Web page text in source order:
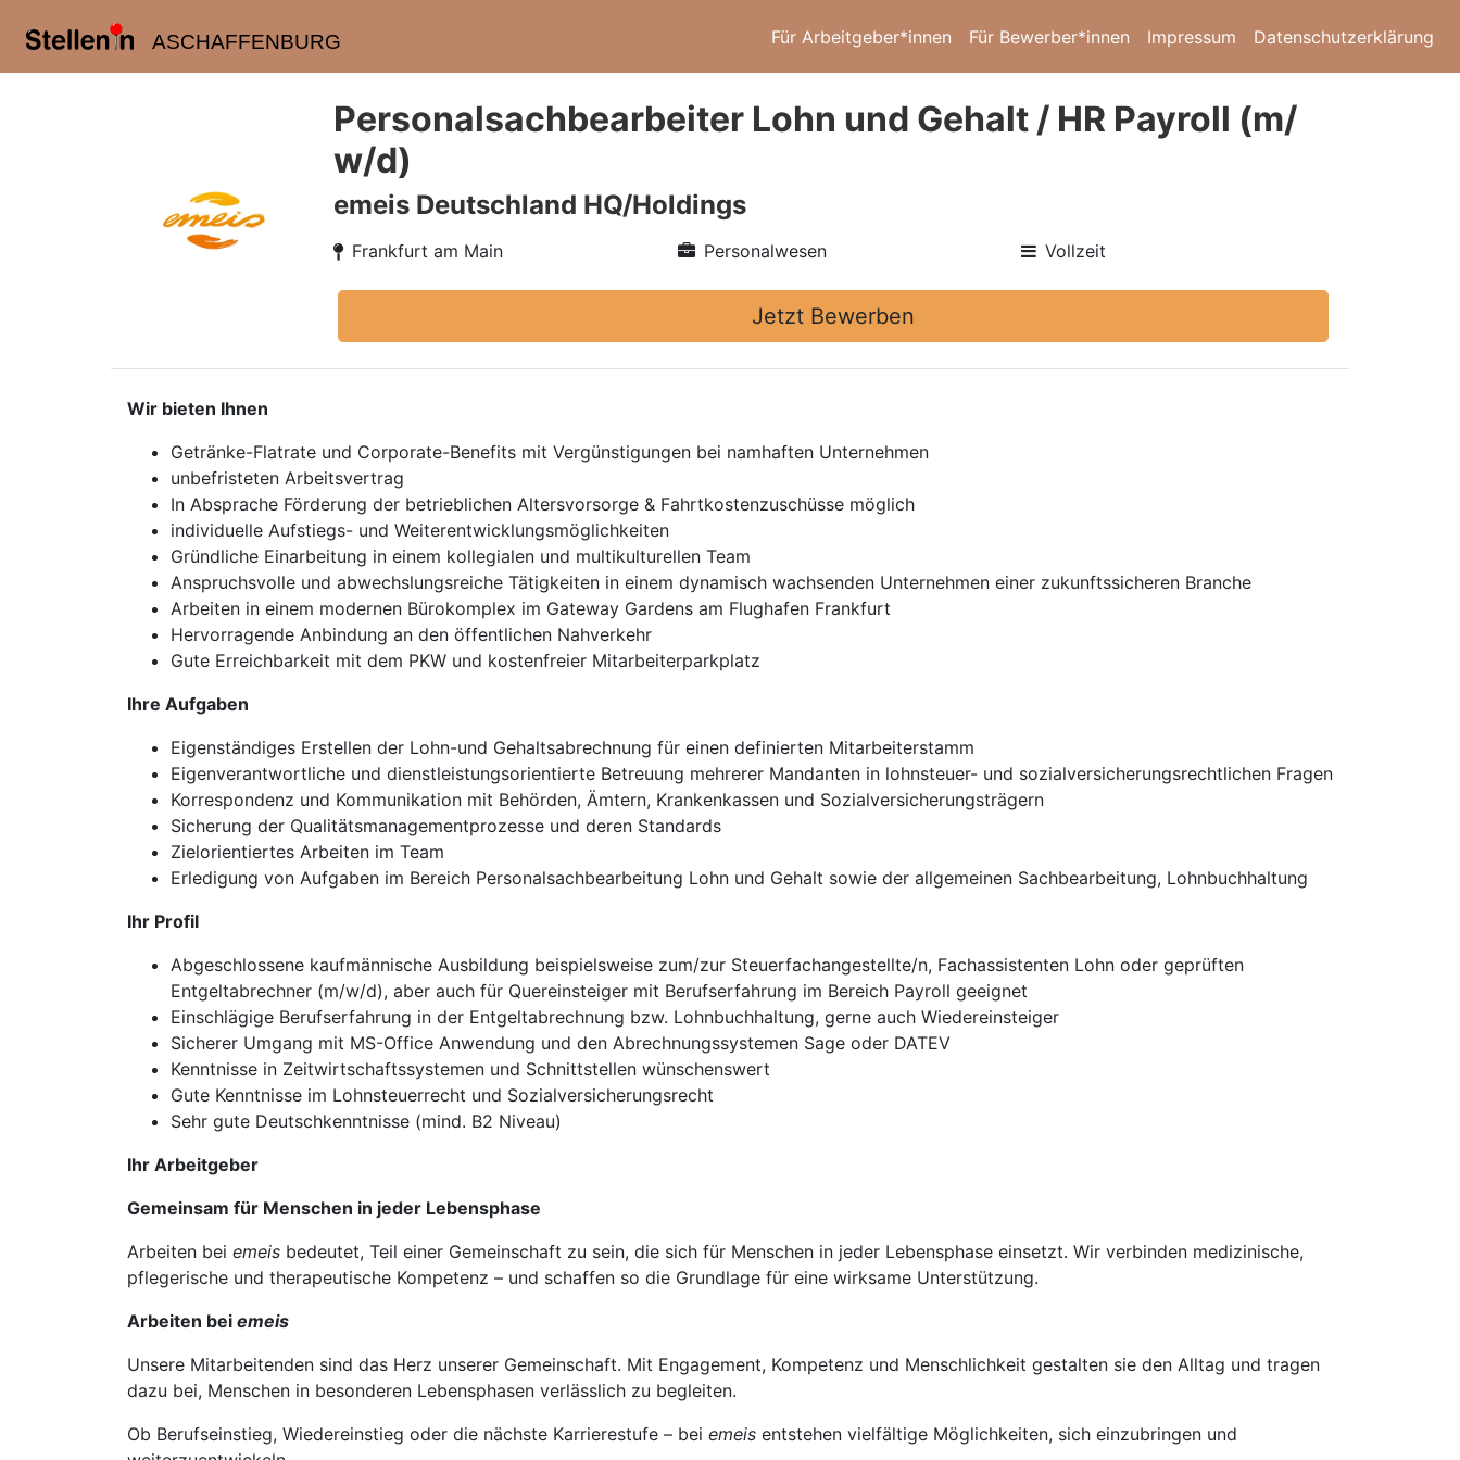
ASCHAFFENBURG Für Arbeitgeber*innen Für Bewerber*innen Impressum Datenschutzerklärung
Personalsachbearbeiter Lohn und Gehalt / HR Payroll (m/
w/d)
emeis Deutschland HQ/Holdings
Frankfurt am Main Personalwesen Vollzeit
Jetzt Bewerben
Wir bieten Ihnen
Getränke-Flatrate und Corporate-Benefits mit Vergünstigungen bei namhaften Unternehmen
unbefristeten Arbeitsvertrag
In Absprache Förderung der betrieblichen Altersvorsorge & Fahrtkostenzuschüsse möglich
individuelle Aufstiegs- und Weiterentwicklungsmöglichkeiten
Gründliche Einarbeitung in einem kollegialen und multikulturellen Team
Anspruchsvolle und abwechslungsreiche Tätigkeiten in einem dynamisch wachsenden Unternehmen einer zukunftssicheren Branche
Arbeiten in einem modernen Bürokomplex im Gateway Gardens am Flughafen Frankfurt
Hervorragende Anbindung an den öffentlichen Nahverkehr
Gute Erreichbarkeit mit dem PKW und kostenfreier Mitarbeiterparkplatz
Ihre Aufgaben
Eigenständiges Erstellen der Lohn-und Gehaltsabrechnung für einen definierten Mitarbeiterstamm
Eigenverantwortliche und dienstleistungsorientierte Betreuung mehrerer Mandanten in lohnsteuer- und sozialversicherungsrechtlichen Fragen
Korrespondenz und Kommunikation mit Behörden, Ämtern, Krankenkassen und Sozialversicherungsträgern
Sicherung der Qualitätsmanagementprozesse und deren Standards
Zielorientiertes Arbeiten im Team
Erledigung von Aufgaben im Bereich Personalsachbearbeitung Lohn und Gehalt sowie der allgemeinen Sachbearbeitung, Lohnbuchhaltung
Ihr Profil
Abgeschlossene kaufmännische Ausbildung beispielsweise zum/zur Steuerfachangestellte/n, Fachassistenten Lohn oder geprüften
Entgeltabrechner (m/w/d), aber auch für Quereinsteiger mit Berufserfahrung im Bereich Payroll geeignet
Einschlägige Berufserfahrung in der Entgeltabrechnung bzw. Lohnbuchhaltung, gerne auch Wiedereinsteiger
Sicherer Umgang mit MS-Office Anwendung und den Abrechnungssystemen Sage oder DATEV
Kenntnisse in Zeitwirtschaftssystemen und Schnittstellen wünschenswert
Gute Kenntnisse im Lohnsteuerrecht und Sozialversicherungsrecht
Sehr gute Deutschkenntnisse (mind. B2 Niveau)
Ihr Arbeitgeber
Gemeinsam für Menschen in jeder Lebensphase
Arbeiten bei emeis bedeutet, Teil einer Gemeinschaft zu sein, die sich für Menschen in jeder Lebensphase einsetzt. Wir verbinden medizinische,
pflegerische und therapeutische Kompetenz – und schaffen so die Grundlage für eine wirksame Unterstützung.
Arbeiten bei emeis
Unsere Mitarbeitenden sind das Herz unserer Gemeinschaft. Mit Engagement, Kompetenz und Menschlichkeit gestalten sie den Alltag und tragen
dazu bei, Menschen in besonderen Lebensphasen verlässlich zu begleiten.
Ob Berufseinstieg, Wiedereinstieg oder die nächste Karrierestufe – bei emeis entstehen vielfältige Möglichkeiten, sich einzubringen und